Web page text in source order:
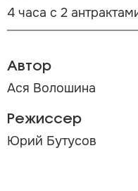
4 часа с 2
Автор
Ася Волошина
Режиссер
Юрий Бутусов